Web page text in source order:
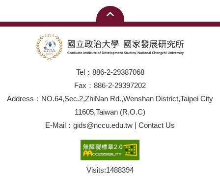
Tel：886-2-29387068
Fax：886-2-29397202
Address：NO.64,Sec.2,ZhiNan Rd.,Wenshan District,Taipei City
11605,Taiwan (R.O.C)
E-Mail：gids@nccu.edu.tw | Contact Us
Visits:1488394